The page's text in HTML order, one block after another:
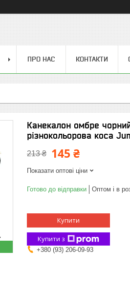
ПРО НАС КОНТАКТИ
Канекалон омбре
різнокольорова коса
213 ₴ 145 ₴
Показати оптові ціни
Готово до відправки Оптом і в
Купити
Купити з
+380 (93) 206-09-93